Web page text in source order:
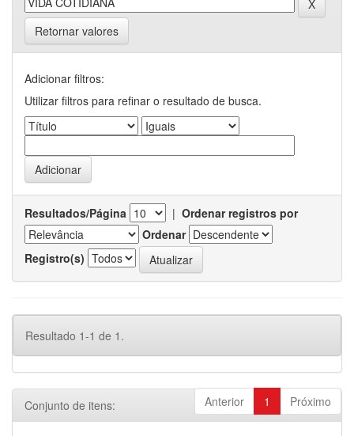
Retornar valores
Adicionar filtros:
Utilizar filtros para refinar o resultado de busca.
Resultados/Página | Ordenar registros por
Ordenar
Registro(s)
Resultado 1-1 de 1.
Anterior 1 Próximo
Conjunto de itens: